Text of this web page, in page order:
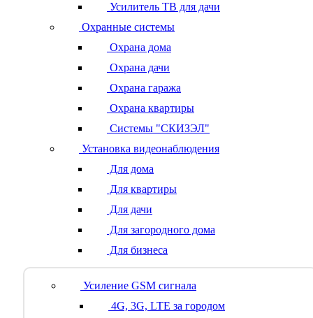
Усилитель ТВ для дачи
Охранные системы
Охрана дома
Охрана дачи
Охрана гаража
Охрана квартиры
Системы "СКИЗЭЛ"
Установка видеонаблюдения
Для дома
Для квартиры
Для дачи
Для загородного дома
Для бизнеса
Усиление GSM сигнала
4G, 3G, LTE за городом